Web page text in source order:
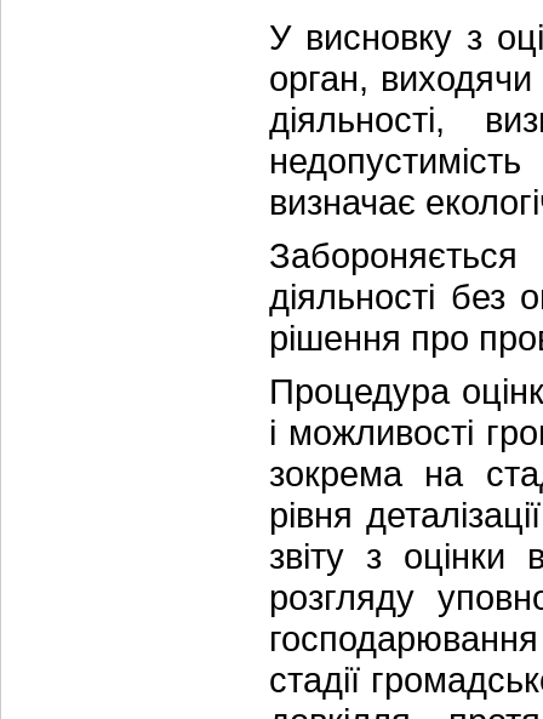
У висновку з
орган,
діяльності,
визначає
діяльності без
рішення про
Процедура
і можливості
зокрема на
рівня
звіту з оцінки
розгляду
стадії